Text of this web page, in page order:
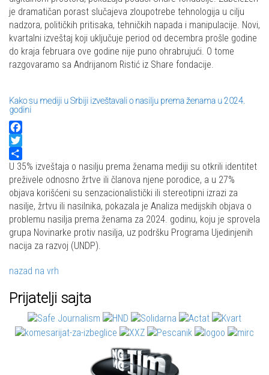
je dramatičan porast slučajeva zloupotrebe tehnologija u cilju
nadzora, političkih pritisaka, tehničkih napada i manipulacije. Novi,
kvartalni izveštaj koji uključuje period od decembra prošle godine
do kraja februara ove godine nije puno ohrabrujući. O tome
razgovaramo sa Andrijanom Ristić iz Share fondacije.
Kako su mediji u Srbiji izveštavali o nasilju prema ženama u 2024.
godini
Facebook
Twitter
Share
U 35% izveštaja o nasilju prema ženama mediji su otkrili identitet
preživele odnosno žrtve ili članova njene porodice, a u 27%
objava korišćeni su senzacionalistički ili stereotipni izrazi za
nasilje, žrtvu ili nasilnika, pokazala je Analiza medijskih objava o
problemu nasilja prema ženama za 2024. godinu, koju je sprovela
grupa Novinarke protiv nasilja, uz podršku Programa Ujedinjenih
nacija za razvoj (UNDP).
nazad na vrh
Prijatelji sajta